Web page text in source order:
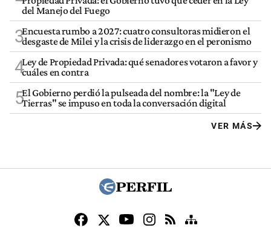
del Manejo del Fuego
3Encuesta rumbo a 2027: cuatro consultoras midieron el
desgaste de Milei y la crisis de liderazgo en el peronismo
4Ley de Propiedad Privada: qué senadores votaron a favor y
cuáles en contra
5El Gobierno perdió la pulseada del nombre: la "Ley de
Tierras" se impuso en toda la conversación digital
VER MÁS